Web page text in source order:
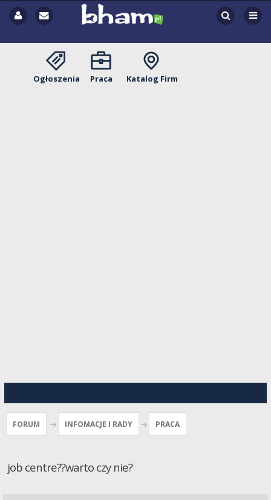
Ogłoszenia Praca Katalog Firm
FORUM INFOMACJE I RADY PRACA
job centre??warto czy nie?